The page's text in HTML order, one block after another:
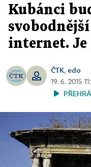
Kubánci
internet. Je
ČTK, edo
19. 6. 2015